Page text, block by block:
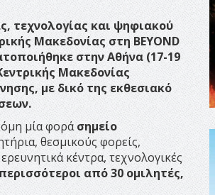
τεχνολογίας και ψηφιακού
Μακεδονίας στη BEYOND
στην Αθήνα (17-19
Μακεδονίας
με δικό της εκθεσιακό
μία φοράσημείο
θεσμικούς φορείς,
κέντρα, τεχνολογικές
από 30 ομιλητές,